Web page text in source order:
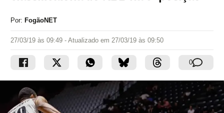
Por: FogãoNET
27/03/19 às 09:49 - Atualizado em 27/03/19 às 09:50
0